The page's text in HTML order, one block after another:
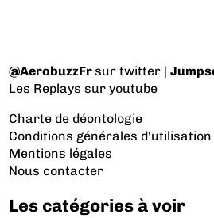
@AerobuzzFrsur twitter |
Les Replays sur youtube
Charte de déontologie
Conditions générales d'utilisation
Mentions légales
Nous contacter
Les catégories à voir